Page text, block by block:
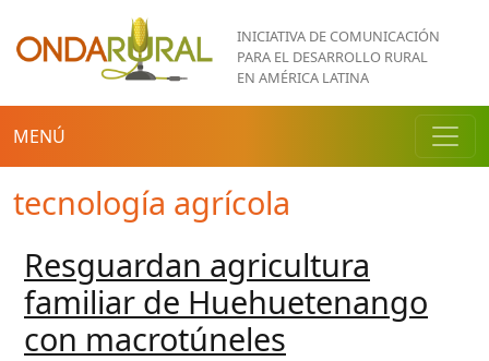
Pasar al contenido principal
INICIATIVA DE COMUNICACIÓN
PARA EL DESARROLLO RURAL
EN AMÉRICA LATINA
MENÚ
tecnología agrícola
Resguardan agricultura
familiar de Huehuetenango
con macrotúneles